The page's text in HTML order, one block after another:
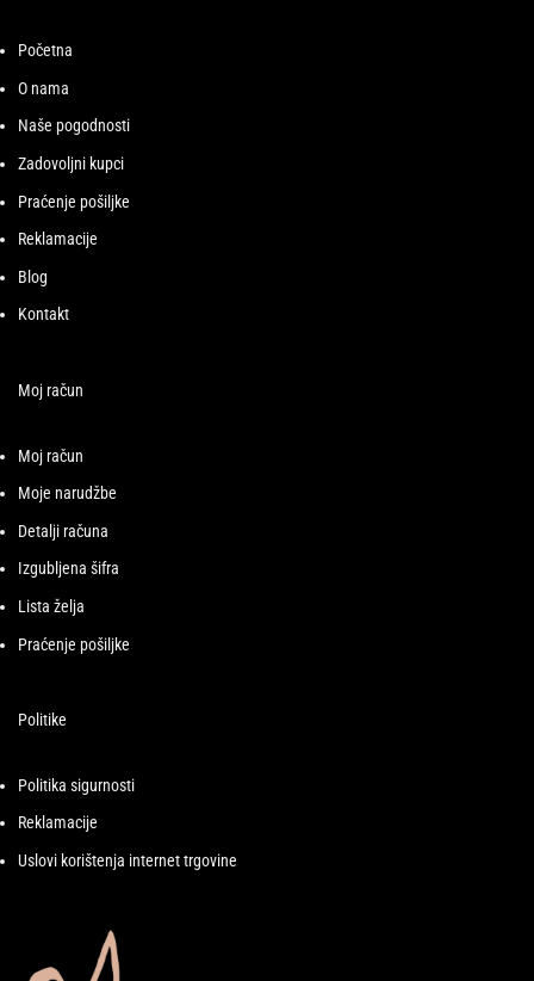
Početna
O nama
Naše pogodnosti
Zadovoljni kupci
Praćenje pošiljke
Reklamacije
Blog
Kontakt
Moj račun
Moj račun
Moje narudžbe
Detalji računa
Izgubljena šifra
Lista želja
Praćenje pošiljke
Politike
Politika sigurnosti
Reklamacije
Uslovi korištenja internet trgovine